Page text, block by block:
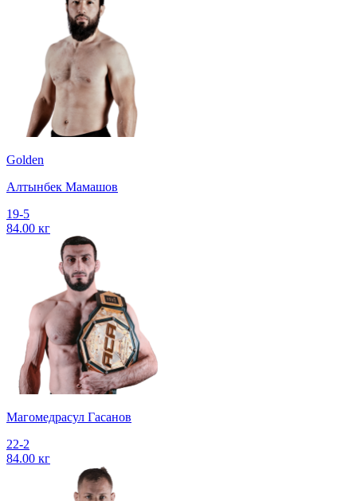
Golden
Алтынбек Мамашов
19-5
84.00 кг
Магомедрасул Гасанов
22-2
84.00 кг